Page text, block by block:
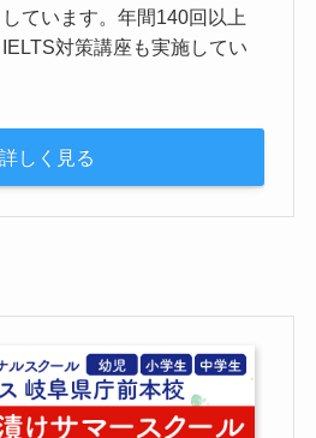
ています。年間140回以上
対策講座も実施してい
詳しく見る